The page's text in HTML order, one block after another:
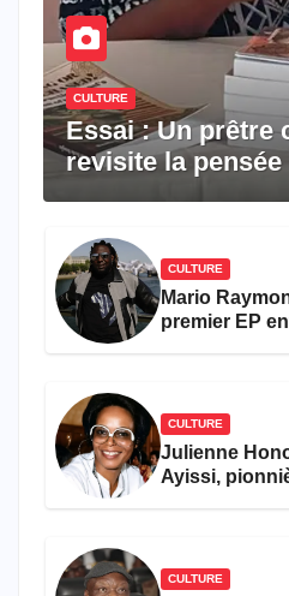
CULTURE
Essai : Un prêtre
revisite la pensée
CULTURE
Mario
premier EP
CULTURE
Julienne
Ayissi,
CULTURE